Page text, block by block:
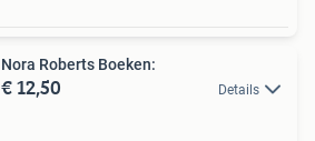
Nora Roberts Boeken:
€ 12,50 Details